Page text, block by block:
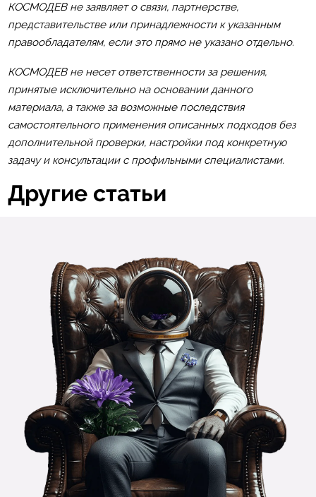
КОСМОДЕВ не заявляет о связи, партнерстве,
представительстве или принадлежности к указанным
правообладателям, если это прямо не указано отдельно.
КОСМОДЕВ не несет ответственности за решения,
принятые исключительно на основании данного
материала, а также за возможные последствия
самостоятельного применения описанных подходов без
дополнительной проверки, настройки под конкретную
задачу и консультации с профильными специалистами.
Другие статьи